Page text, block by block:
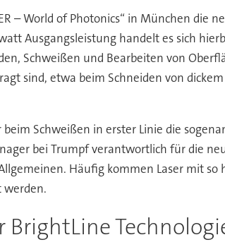
– World of Photonics“ in München die
Ausgangsleistung handelt es sich
Schweißen und Bearbeiten von
sind, etwa beim Schneiden von
Schweißen in erster Linie die
bei Trumpf verantwortlich für die
Häufig kommen Laser mit so
werden.